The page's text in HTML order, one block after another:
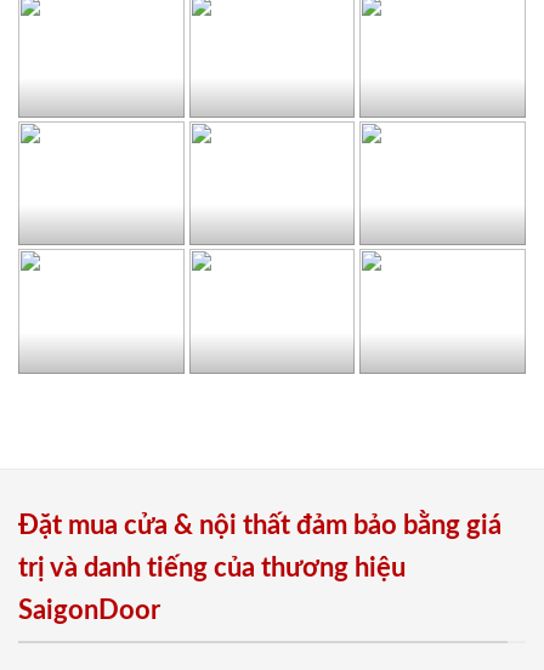
Đặt mua cửa & nội thất đảm bảo bằng giá
trị và danh tiếng của thương hiệu
SaigonDoor